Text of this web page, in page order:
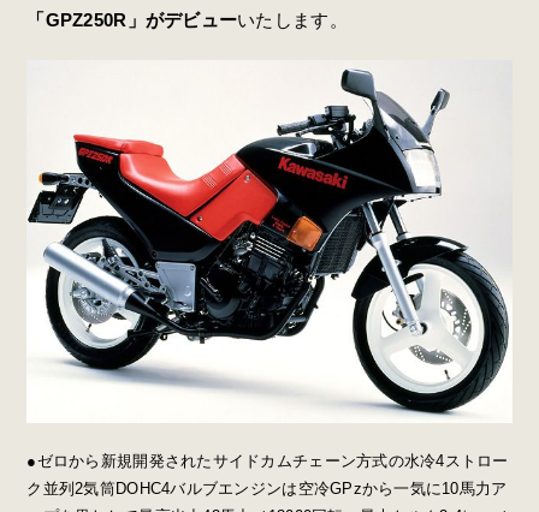
「GPZ250R」がデビューいたします。
●ゼロから新規開発されたサイドカムチェーン方式の水冷4ストロー
ク並列2気筒DOHC4バルブエンジンは空冷GPzから一気に10馬力ア